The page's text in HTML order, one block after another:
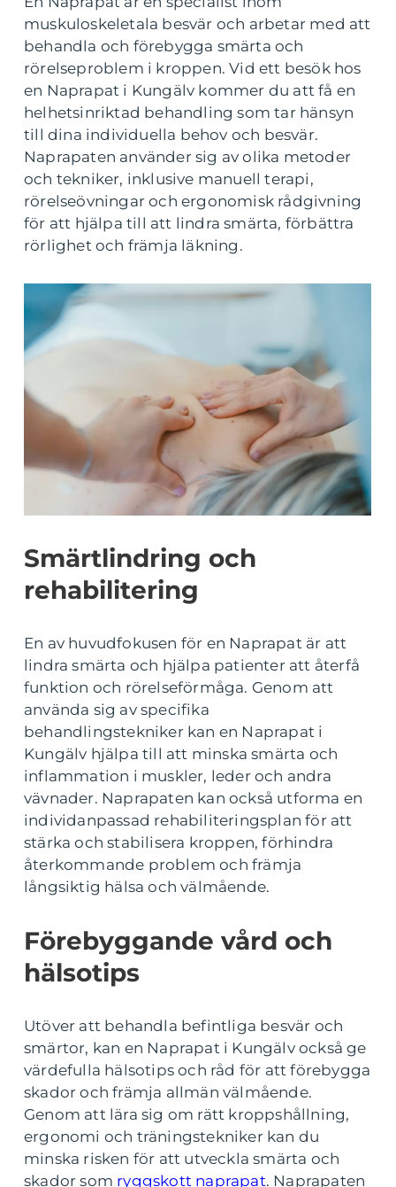
muskuloskeletala besvär och arbetar med att
behandla och förebygga smärta och
rörelseproblem i kroppen. Vid ett besök hos
en Naprapat i Kungälv kommer du att få en
helhetsinriktad behandling som tar hänsyn
till dina individuella behov och besvär.
Naprapaten använder sig av olika metoder
och tekniker, inklusive manuell terapi,
rörelseövningar och ergonomisk rådgivning
för att hjälpa till att lindra smärta, förbättra
rörlighet och främja läkning.
Smärtlindring och
rehabilitering
En av huvudfokusen för en Naprapat är att
lindra smärta och hjälpa patienter att återfå
funktion och rörelseförmåga. Genom att
använda sig av specifika
behandlingstekniker kan en Naprapat i
Kungälv hjälpa till att minska smärta och
inflammation i muskler, leder och andra
vävnader. Naprapaten kan också utforma en
individanpassad rehabiliteringsplan för att
stärka och stabilisera kroppen, förhindra
återkommande problem och främja
långsiktig hälsa och välmående.
Förebyggande vård och
hälsotips
Utöver att behandla befintliga besvär och
smärtor, kan en Naprapat i Kungälv också ge
värdefulla hälsotips och råd för att förebygga
skador och främja allmän välmående.
Genom att lära sig om rätt kroppshållning,
ergonomi och träningstekniker kan du
minska risken för att utveckla smärta och
skador som ryggskott naprapat. Naprapaten